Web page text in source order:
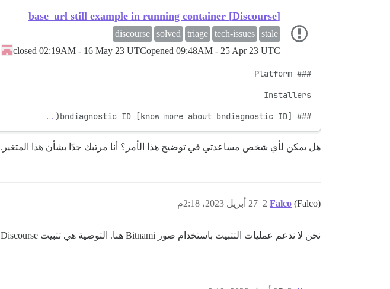
[Discourse] base_url still example in running container
opened 09:48AM - 25 Apr 23 UTC
closed 02:19AM - 16 May 23 UTC
stale
tech-issues
triage
solved
discourse
### bndiagnostic ID [know more about bndiagnostic ID](
…
هل يمكن لأي شخص مساعدتي في توضيح هذا الأمر؟ أنا مرتبك جدًا بشأن هذا المتغير.
Falco (Falco) 27 أبريل 2023، 2:18م 2
نحن لا ندعم عمليات التثبيت باستخدام صور Bitnami هنا. التوصية هي تثبيت Discourse باتباع دليل التثبيت القياسي إذا كنت تريد الدعم.